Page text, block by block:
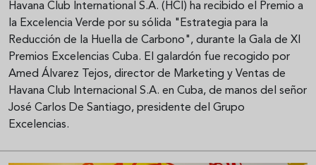
Havana Club International S.A. (HCI) ha recibido el Premio a
la Excelencia Verde por su sólida "Estrategia para la
Reducción de la Huella de Carbono", durante la Gala de XI
Premios Excelencias Cuba. El galardón fue recogido por
Amed Álvarez Tejos, director de Marketing y Ventas de
Havana Club Internacional S.A. en Cuba, de manos del señor
José Carlos De Santiago, presidente del Grupo
Excelencias.